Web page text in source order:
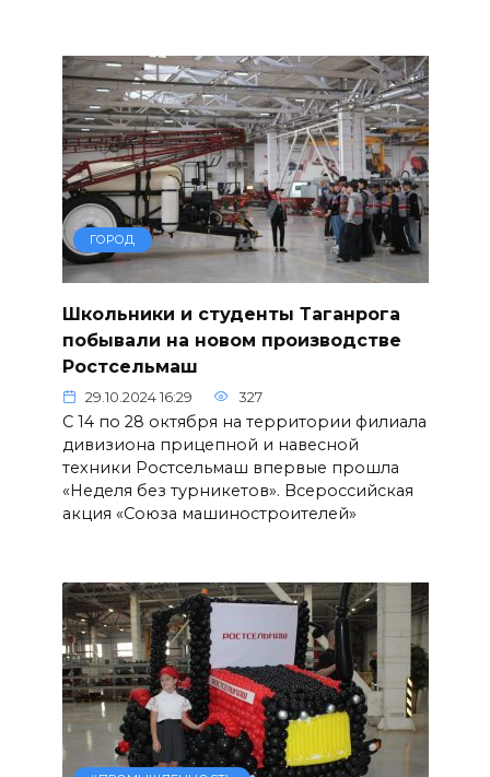
ГОРОД
Школьники и студенты Таганрога
побывали на новом производстве
Ростсельмаш
29.10.2024 16:29 327
С 14 по 28 октября на территории филиала
дивизиона прицепной и навесной
техники Ростсельмаш впервые прошла
«Неделя без турникетов». Всероссийская
акция «Союза машиностроителей»